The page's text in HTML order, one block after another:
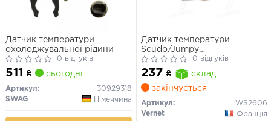
Датчик температури
охолоджувальної рідини
0 відгуків
511 ₴ сьогодні
Артикул:
30929318
SWAG
Німеччина
Датчик температури
Scudo/Jumpy
2.0JTD/HDI/Berlingo
0 відгуків
237 ₴
склад
закінчується
Артикул:
WS2606
Vernet
Франція